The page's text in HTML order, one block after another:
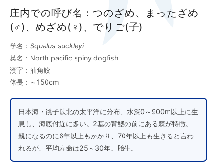
庄内での呼び名：つのざめ、まったざめ
(♂)、めざめ(♀)、でりご(子)
学名： Squalus suckleyi
英名：North pacific spiny dogfish
漢字：油角鮫
体長：～150cm
日本海・銚子以北の太平洋に分布、水深0～900m以上に生
息し、海底付近に多い。2基の背鰭の前にある棘が特徴。
親になるのに6年以上もかかり、70年以上も生きると言わ
れるが、平均寿命は25～30年。胎生。